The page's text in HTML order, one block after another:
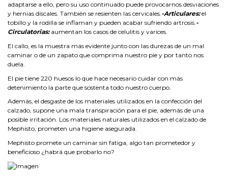
adaptarse a ello, pero su uso continuado puede provocarnos desviaciones
y hernias discales. También se resienten las cervicales.-Articulares:el
tobillo y la rodilla se inflaman y pueden acabar sufriendo artrosis.-
Circulatorias:aumentan los casos de celulitis y varices.
El callo, es la muestra más evidente junto con las durezas de un mal
caminar o de un zapato que comprima nuestro pie y por tanto nos
duela.
El pie tiene 220 huesos lo que hace necesario cuidar con más
detenimiento la parte que sostenta todo nuestro cuerpo.
Además, el desgaste de los materiales utilizados en la confección del
calzado, supone una mala transpiración para el pie, además de una
posible irritación. Los materiales naturales utilizados en el calzado de
Mephisto, prometen una higiene asegurada.
Mephisto promete un caminar sin fatiga, algo tan prometedor y
beneficioso ¿habrá que probarlo no?